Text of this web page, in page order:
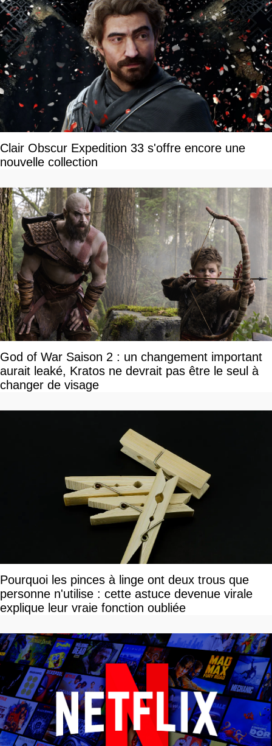
Clair Obscur Expedition 33 s'offre encore une
nouvelle collection
God of War Saison 2 : un changement important
aurait leaké, Kratos ne devrait pas être le seul à
changer de visage
Pourquoi les pinces à linge ont deux trous que
personne n'utilise : cette astuce devenue virale
explique leur vraie fonction oubliée